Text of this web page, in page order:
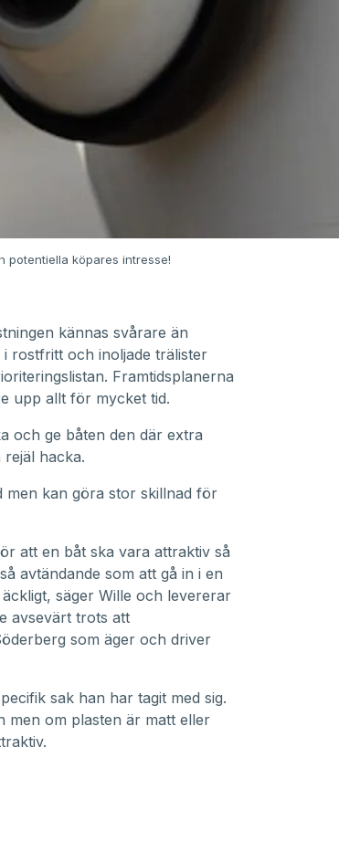
potentiella köpares intresse!
kännas svårare än
rostfritt och inoljade trälister
Framtidsplanerna
upp allt för mycket tid.
och ge båten den där extra
hacka.
men kan göra stor skillnad för
att en båt ska vara attraktiv så
avtändande som att gå in i en
säger Wille och levererar
avsevärt trots att
som äger och driver
sak han har tagit med sig.
men om plasten är matt eller